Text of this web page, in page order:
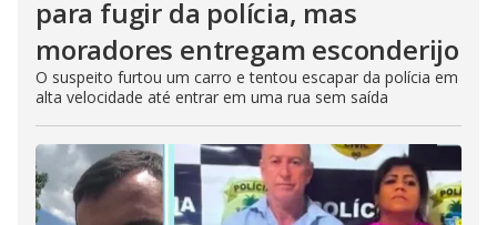
para fugir da polícia, mas
moradores entregam esconderijo
O suspeito furtou um carro e tentou escapar da polícia em
alta velocidade até entrar em uma rua sem saída